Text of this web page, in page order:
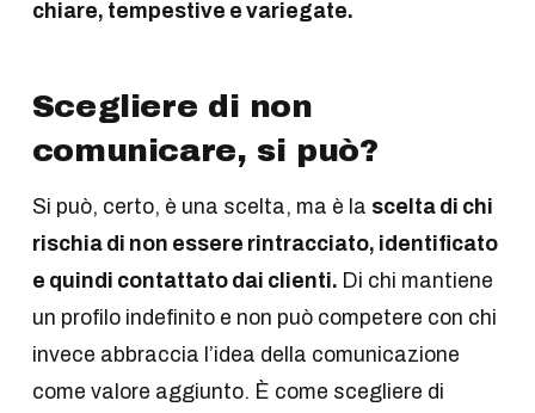
chiare, tempestive e variegate.
Scegliere di non
comunicare, si può?
Si può, certo, è una scelta, ma è la scelta di chi
rischia di non essere rintracciato, identificato
e quindi contattato dai clienti. Di chi mantiene
un profilo indefinito e non può competere con chi
invece abbraccia l’idea della comunicazione
come valore aggiunto. È come scegliere di